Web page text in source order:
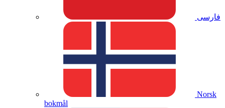
فارسی
Norsk
bokmål